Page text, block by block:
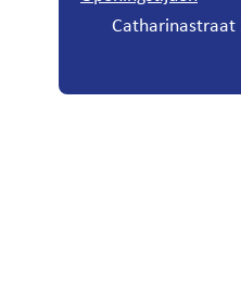
Catharinastraat